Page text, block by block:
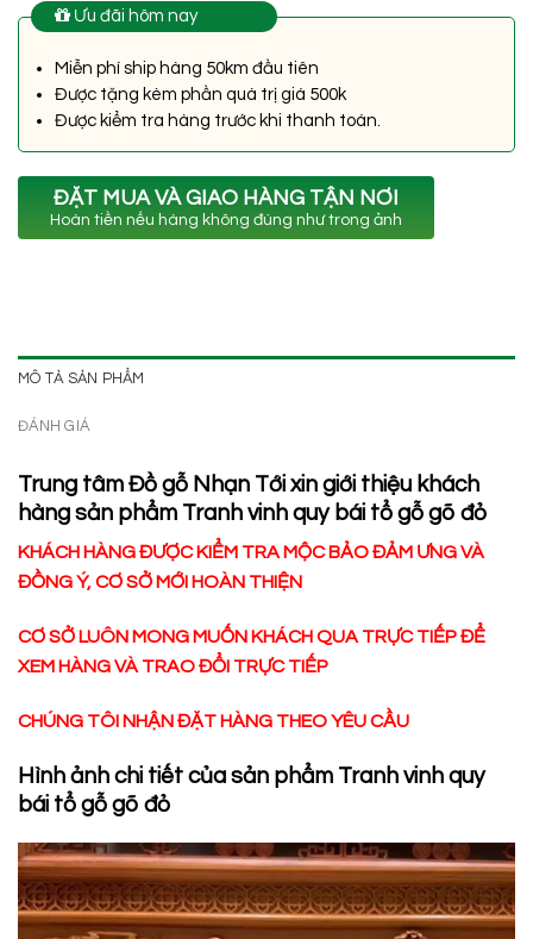
Ưu đãi hôm nay
Miễn phí ship hàng 50km đầu tiên
Được tặng kèm phần quà trị giá 500k
Được kiểm tra hàng trước khi thanh toán.
ĐẶT MUA VÀ GIAO HÀNG TẬN NƠI
Hoàn tiền nếu hàng không đúng như trong ảnh
MÔ TẢ SẢN PHẨM
ĐÁNH GIÁ
Trung tâm Đồ gỗ Nhạn Tới xin giới thiệu khách
hàng sản phẩm Tranh vinh quy bái tổ gỗ gõ đỏ
KHÁCH HÀNG ĐƯỢC KIỂM TRA MỘC BẢO ĐẢM ƯNG VÀ
ĐỒNG Ý, CƠ SỞ MỚI HOÀN THIỆN
CƠ SỞ LUÔN MONG MUỐN KHÁCH QUA TRỰC TIẾP ĐỂ
XEM HÀNG VÀ TRAO ĐỔI TRỰC TIẾP
CHÚNG TÔI NHẬN ĐẶT HÀNG THEO YÊU CẦU
Hình ảnh chi tiết của sản phẩm Tranh vinh quy
bái tổ gỗ gõ đỏ